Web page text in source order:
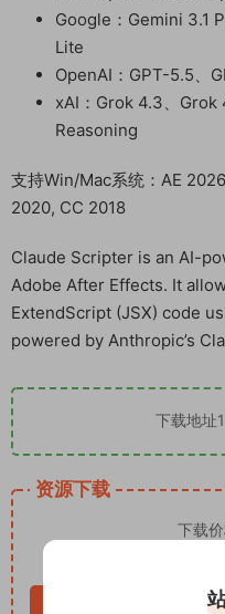
Google：Gemini 3.1
Lite
OpenAI：GPT-5.5、
xAI：Grok 4.3、
Reasoning
支持Win/Mac系统：AE
2020, CC 2018
Claude Scripter is an AI-
Adobe After Effects. It
ExtendScript (JSX) code
powered by Anthropic’s
下载地址1
资源下载
下载